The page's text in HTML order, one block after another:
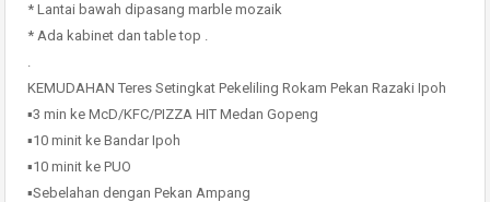
* Lantai bawah dipasang marble mozaik
* Ada kabinet dan table top .
.
KEMUDAHAN Teres Setingkat Pekeliling Rokam Pekan Razaki Ipoh
▪️3 min ke McD/KFC/PIZZA HIT Medan Gopeng
▪️10 minit ke Bandar Ipoh
▪️10 minit ke PUO
▪️Sebelahan dengan Pekan Ampang